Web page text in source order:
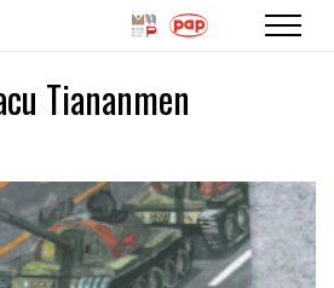
Przejdź
do
Tiananmen